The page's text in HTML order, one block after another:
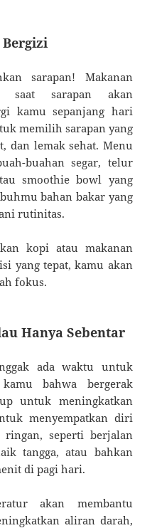
Bergizi
sarapan! Makanan
saat sarapan akan
kamu sepanjang hari
memilih sarapan yang
dan lemak sehat. Menu
buahan segar, telur
smoothie bowl yang
bahan bakar yang
rutinitas.
kopi atau makanan
yang tepat, kamu akan
fokus.
Hanya Sebentar
ada waktu untuk
bahwa bergerak
untuk meningkatkan
menyempatkan diri
seperti berjalan
tangga, atau bahkan
di pagi hari.
akan membantu
aliran darah,